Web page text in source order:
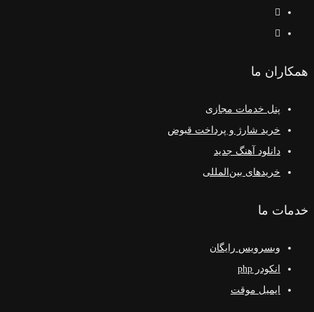
همکاران ما
پنل خدمات مجازی
خرید شارژ و پرداخت قبوض
دانلود آهنگ جدید
خریدهای بین‌المللی
خدمات ما
وبسرویس رایگان
انکودر php
ایمیل موقت